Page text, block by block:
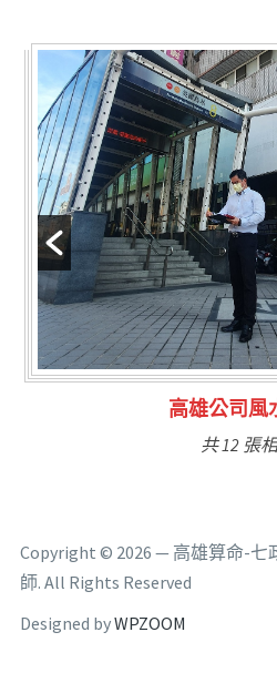
高雄公司風
共 12 張
Copyright © 2026 — 高雄算命-七
師. All Rights Reserved
Designed byWPZOOM